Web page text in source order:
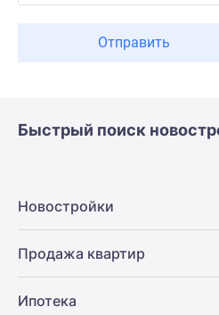
Отправить
Быстрый поиск
Новостройки
Продажа квартир
Ипотека